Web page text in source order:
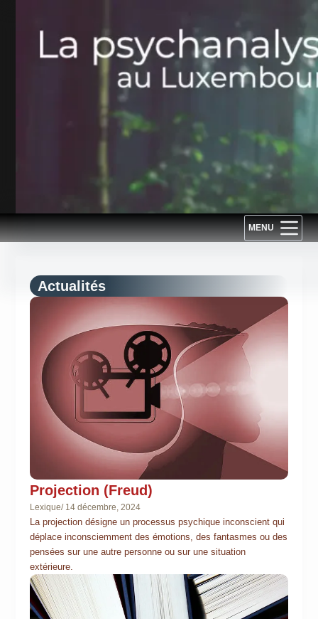
MENU
Actualités
Projection (Freud)
Lexique/ 14 décembre, 2024
La projection désigne un processus psychique inconscient qui
déplace inconsciemment des émotions, des fantasmes ou des
pensées sur une autre personne ou sur une situation
extérieure.